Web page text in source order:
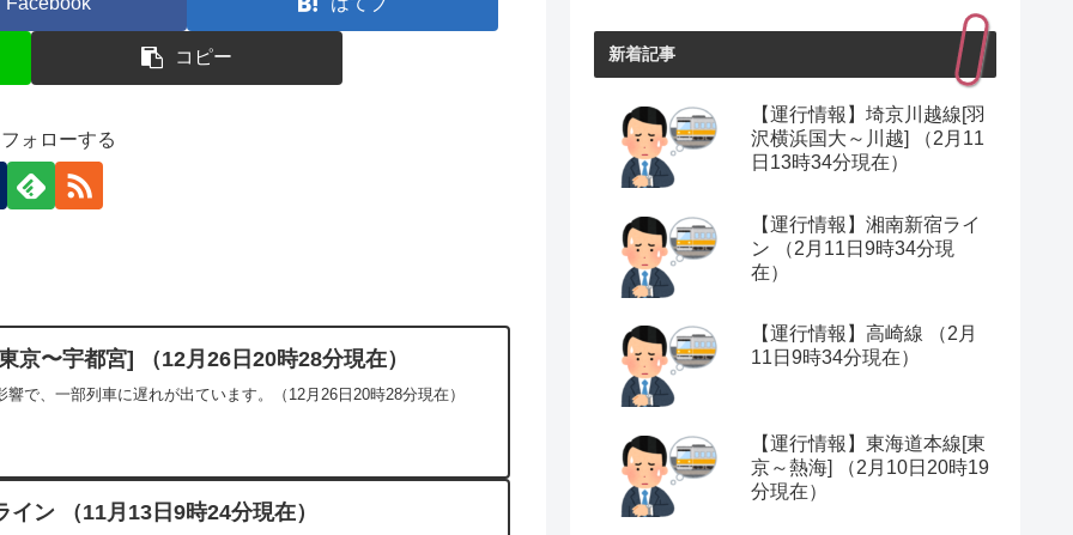
コピー
ォローする
京〜宇都宮] （12月26日20時28分現在）
で、一部列車に遅れが出ています。（12月26日20時28分現在）
イン （11月13日9時24分現在）
新着記事
【運行情報】埼京川越線[羽
沢横浜国大～川越] （2月11
日13時34分現在）
【運行情報】湘南新宿ライ
ン （2月11日9時34分現
在）
【運行情報】高崎線 （2月
11日9時34分現在）
【運行情報】東海道本線[東
京～熱海] （2月10日20時19
分現在）